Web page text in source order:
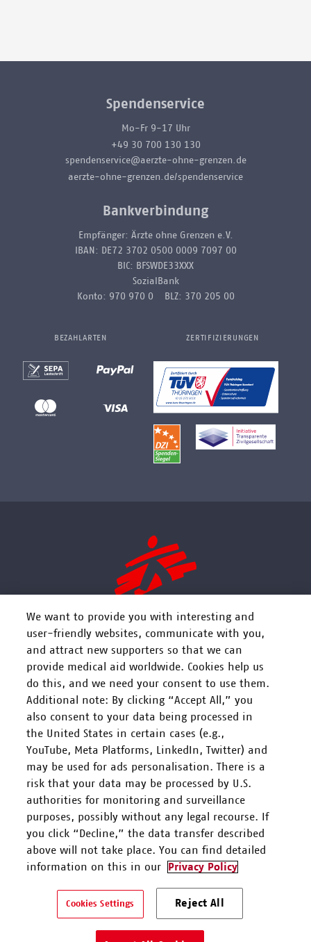
Spendenservice
Mo-Fr 9-17 Uhr
+49 30 700 130 130
spendenservice@aerzte-ohne-grenzen.de
aerzte-ohne-grenzen.de/spendenservice
Bankverbindung
Empfänger: Ärzte ohne Grenzen e.V.
IBAN: DE72 3702 0500 0009 7097 00
BIC: BFSWDE33XXX
SozialBank
Konto: 970 970 0 BLZ: 370 205 00
BEZAHLARTEN ZERTIFIZIERUNGEN
FOLGEN SIE UNS
Mitarbeiten
Spenden
Kontakt & Support
Ärzte ohne Grenzen e.V. ist als eingetragene gemeinnützige
Organisation von der Körperschaft- und Gewerbesteuer gem. §5 I
We want to provide you with interesting and
user-friendly websites, communicate with you,
and attract new supporters so that we can
provide medical aid worldwide. Cookies help us
do this, and we need your consent to use them.
Additional note: By clicking “Accept All,” you
also consent to your data being processed in
the United States in certain cases (e.g.,
YouTube, Meta Platforms, LinkedIn, Twitter) and
may be used for ads personalisation. There is a
risk that your data may be processed by U.S.
authorities for monitoring and surveillance
purposes, possibly without any legal recourse. If
you click “Decline,” the data transfer described
above will not take place. You can find detailed
information on this in our
Privacy Policy
Cookies Settings Reject All